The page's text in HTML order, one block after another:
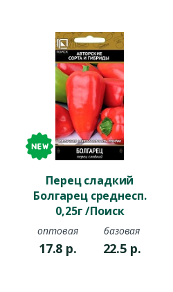
Перец сладкий
Болгарец среднесп.
0,25г /Поиск
оптовая
17.8 р.
базовая
22.5 р.